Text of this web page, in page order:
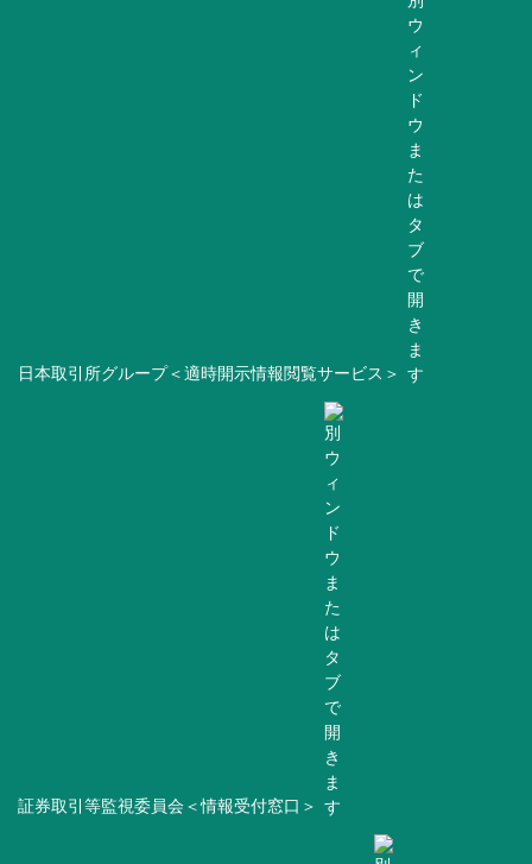
日本取引所グループ＜適時開示情報閲覧サービス＞
証券取引等監視委員会＜情報受付窓口＞